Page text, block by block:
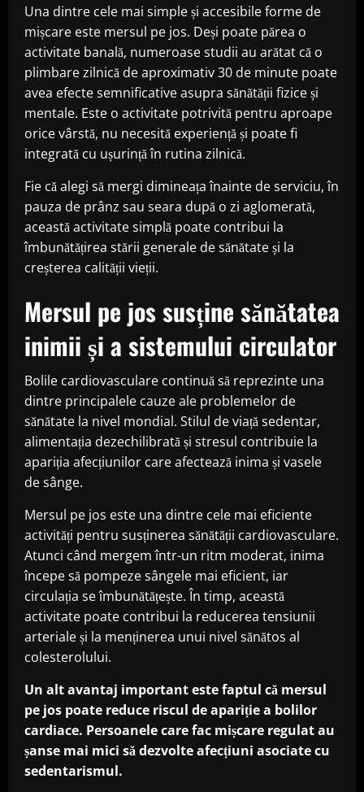
Una dintre cele mai simple și accesibile forme de
mișcare este mersul pe jos. Deși poate părea o
activitate banală, numeroase studii au arătat că o
plimbare zilnică de aproximativ 30 de minute poate
avea efecte semnificative asupra sănătății fizice și
mentale. Este o activitate potrivită pentru aproape
orice vârstă, nu necesită experiență și poate fi
integrată cu ușurință în rutina zilnică.
Fie că alegi să mergi dimineața înainte de serviciu, în
pauza de prânz sau seara după o zi aglomerată,
această activitate simplă poate contribui la
îmbunătățirea stării generale de sănătate și la
creșterea calității vieții.
Mersul pe jos susține sănătatea
inimii și a sistemului circulator
Bolile cardiovasculare continuă să reprezinte una
dintre principalele cauze ale problemelor de
sănătate la nivel mondial. Stilul de viață sedentar,
alimentația dezechilibrată și stresul contribuie la
apariția afecțiunilor care afectează inima și vasele
de sânge.
Mersul pe jos este una dintre cele mai eficiente
activități pentru susținerea sănătății cardiovasculare.
Atunci când mergem într-un ritm moderat, inima
începe să pompeze sângele mai eficient, iar
circulația se îmbunătățește. În timp, această
activitate poate contribui la reducerea tensiunii
arteriale și la menținerea unui nivel sănătos al
colesterolului.
Un alt avantaj important este faptul că mersul
pe jos poate reduce riscul de apariție a bolilor
cardiace. Persoanele care fac mișcare regulat au
șanse mai mici să dezvolte afecțiuni asociate cu
sedentarismul.